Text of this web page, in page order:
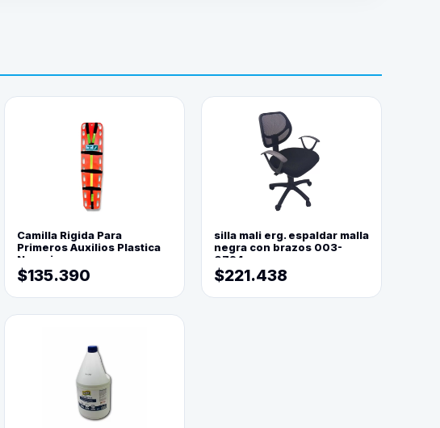
Camilla Rigida Para
Primeros Auxilios Plastica
Naranja
$135.390
silla mali erg. espaldar malla
negra con brazos 003-
0794
$221.438